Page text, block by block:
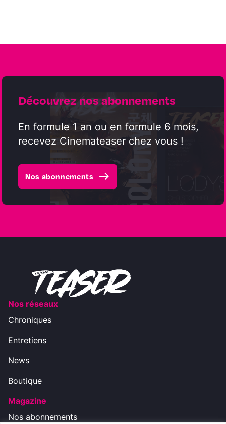
Découvrez nos abonnements
En formule 1 an ou en formule 6 mois,
recevez Cinemateaser chez vous !
Nos abonnements east
Nos réseaux
Chroniques
Entretiens
News
Boutique
Magazine
Nos abonnements